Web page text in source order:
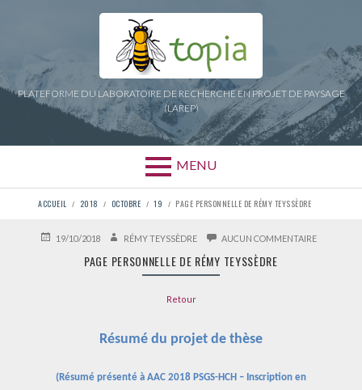
PLATEFORME DU LABORATOIRE DE RECHERCHE EN PROJET DE PAYSAGE
(LAREP)
MENU
FIL
D'ARIANE
ACCUEIL 2018 OCTOBRE 19 PAGE PERSONNELLE DE RÉMY TEYSSÈDRE
PUBLIÉ19/10/2018 AUTEURRÉMY TEYSSÈDRE AUCUN COMMENTAIRESUR
PAGE PERSONNELLE DE RÉMY TEYSSÈDRE
Retour
Résumé du projet de thèse
( Résumé présenté à AAC 2018 PSGS-HCH – Inscription en